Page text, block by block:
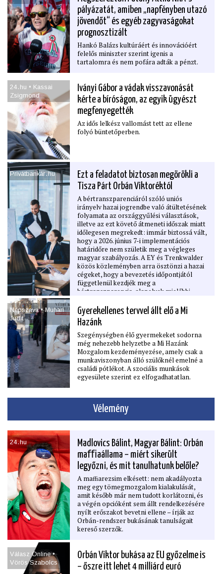
pályázatát, amiben „napfényben utazó
jövendőt“ és egyéb zagyvaságokat
prognosztizált
Hankó Balázs kultúráért és innovációért
felelős miniszter szerint igenis a
tartalomra és nem pofára adták a pénzt.
24․hu • Kassai
Zsigmond
Iványi Gábor a vádak visszavonását
kérte a bíróságon, az egyik ügyészt
megfenyegették
Az idős lelkész vallomást tett az ellene
folyó büntetőperben.
Privátbankár․hu
Ezt a feladatot biztosan megörökli a
Tisza Párt Orbán Viktoréktól
A bértranszparenciáról szóló uniós
irányelv hazai jogrendbe való átültetésének
folyamata az országgyűlési választások,
illetve az ezt követő átmeneti időszak miatt
időlegesen megrekedt: immár biztossá vált,
hogy a 2026. június 7-i implementációs
határidőre nem születik meg a végleges
magyar szabályozás. A EY és Trenkwalder
közös közleményben arra ösztönzi a hazai
cégeket, hogy a bevezetés időpontjától
függetlenül kezdjék meg a
bértranszparencia-alapelvek mielőbbi
Népszava • Muhari
Judit
Gyerekellenes tervvel állt elő a Mi
Hazánk
Szegénységben élő gyermekeket sodorna
még nehezebb helyzetbe a Mi Hazánk
Mozgalom kezdeményezése, amely csak a
munkaviszonyban álló szülőknél emelné a
családi pótlékot. A szociális munkások
egyesülete szerint ez elfogadhatatlan.
Vélemény
24․hu
Madlovics Bálint, Magyar Bálint: Orbán
maﬃaállama – miért sikerült
legyőzni, és mit tanulhatunk belőle?
A maﬃarezsim elkésett: nem akadályozta
meg egy tömegmozgalom kialakulását,
amit később már nem tudott korlátozni, és
a végén opcióként sem állt rendelkezésére
nyílt erőszakot bevetni ellene – írják az
Orbán-rendszer bukásának tanulságait
kereső szerzők.
Válasz Online •
Vörös Szabolcs
Orbán Viktor bukása az EU győzelme is
– őszre itt lehet 4 milliárd euró